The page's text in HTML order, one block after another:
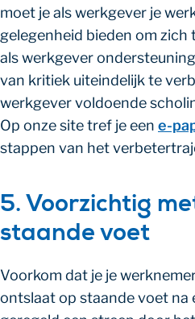
moet je als werkgever je
gelegenheid bieden om zich
als werkgever
van kritiek uiteindelijk te
werkgever voldoende
Op onze site tref je een e-
stappen van het
5. Voorzichtig
staande voet
Voorkom dat je je
ontslaat op staande voet na